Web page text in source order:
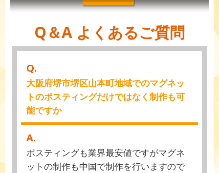
Q＆A よくあるご質問
Q.
大阪府堺市堺区山本町地域でのマグネッ
トのポスティングだけではなく制作も可
能ですか
A.
ポスティングも業界最安値ですがマグネ
ットの制作も中国で制作を行いますので